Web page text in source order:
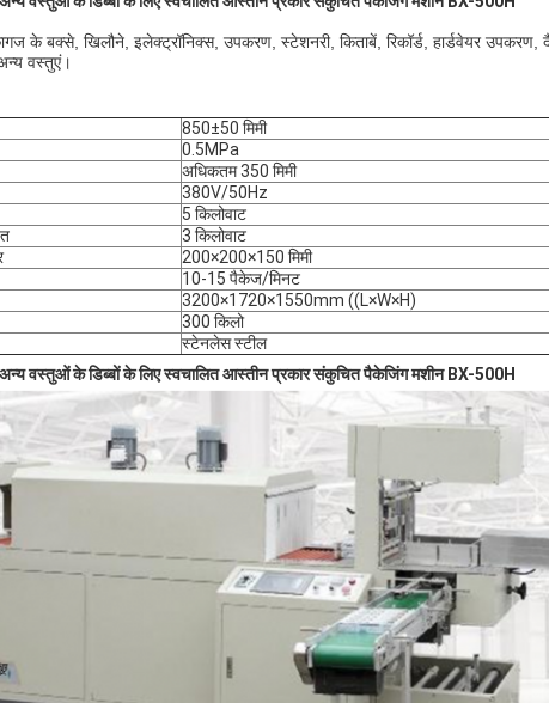
के बक्से, खिलौने, इलेक्ट्रॉनिक्स, उपकरण, स्टेशनरी, किताबें, रिकॉर्ड, हार्डवेयर
वस्तुएं।
850±50 मिमी
0.5MPa
अधिकतम 350 मिमी
380V/50Hz
5 किलोवाट
3 किलोवाट
200×200×150 मिमी
10-15 पैकेज/मिनट
3200×1720×1550mm ((L×W×H)
300 किलो
स्टेनलेस स्टील
वस्तुओं के डिब्बों के लिए स्वचालित आस्तीन प्रकार संकुचित पैकेजिंग मशीन BX-500H